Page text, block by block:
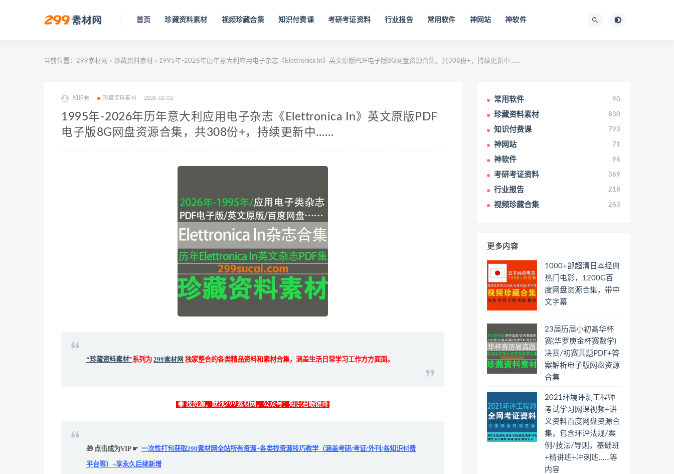
首页 珍藏资料素材 视频珍藏合集 知识付费课 考研考证资料 行业报告 常用软件 神网站 神软件
当前位置： 299素材网 > 珍藏资料素材 > 1995年-2026年历年意大利应用电子杂志《Elettronica In》英文原版PDF电子版8G网盘资源合集，共308份+，持续更新中……
知识君 珍藏资料素材 2026-02-02
1995年-2026年历年意大利应用电子杂志《Elettronica In》英文原版PDF
电子版8G网盘资源合集，共308份+，持续更新中……
“珍藏资料素材”系列为 299素材网 独家整合的各类精品资料和素材合集，涵盖生活日常学习工作方方面面。
◉ 找资源，就找299素材网，公众号：知识君眼镜哥
🎁 点击成为VIP ☛ 一次性打包获取299素材网全站所有资源+各类找资源技巧教学（涵盖考研/考证/外刊/各知识付费
平台等）+享永久后续新增
常用软件 90
珍藏资料素材 830
知识付费课 793
神网站 71
神软件 96
考研考证资料 369
行业报告 218
视频珍藏合集 263
更多内容
1000+部超清日本经典
热门电影，1200G百
度网盘资源合集，带中
文字幕
23届历届小初高华杯
赛(华罗庚金杯赛数学)
决赛/初赛真题PDF+答
案解析电子版网盘资源
合集
2021环境评测工程师
考试学习网课视频+讲
义资料百度网盘资源合
集，包含环评法规/案
例/技法/导则，基础班
+精讲班+冲刺班……等
内容